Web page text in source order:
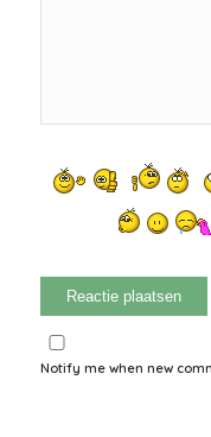
Notify me when new